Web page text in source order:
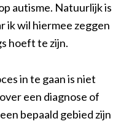
autisme. Natuurlijk is
ik wil hiermee zeggen
hoeft te zijn.
in te gaan is niet
een diagnose of
bepaald gebied zijn